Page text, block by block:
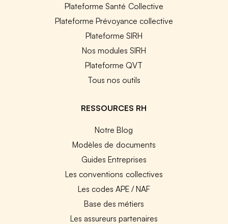
Plateforme Santé Collective
Plateforme Prévoyance collective
Plateforme SIRH
Nos modules SIRH
Plateforme QVT
Tous nos outils
RESSOURCES RH
Notre Blog
Modèles de documents
Guides Entreprises
Les conventions collectives
Les codes APE / NAF
Base des métiers
Les assureurs partenaires